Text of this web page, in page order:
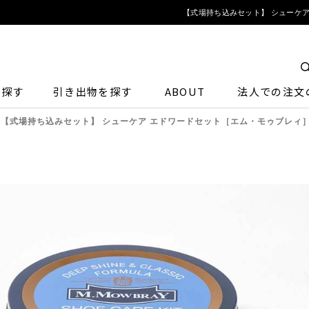
【式場持ち込みセット】 シューケ
す 引き出物を探す ABOUT 法人での注文
【式場持ち込みセット】 シューケア エドワードセット［エム・モゥブレィ